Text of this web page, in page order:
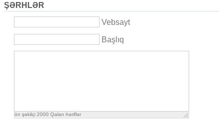
ŞƏRHLƏR
Vebsayt
Başlıq
ön şəkilçi 2000 Qalan həriflər